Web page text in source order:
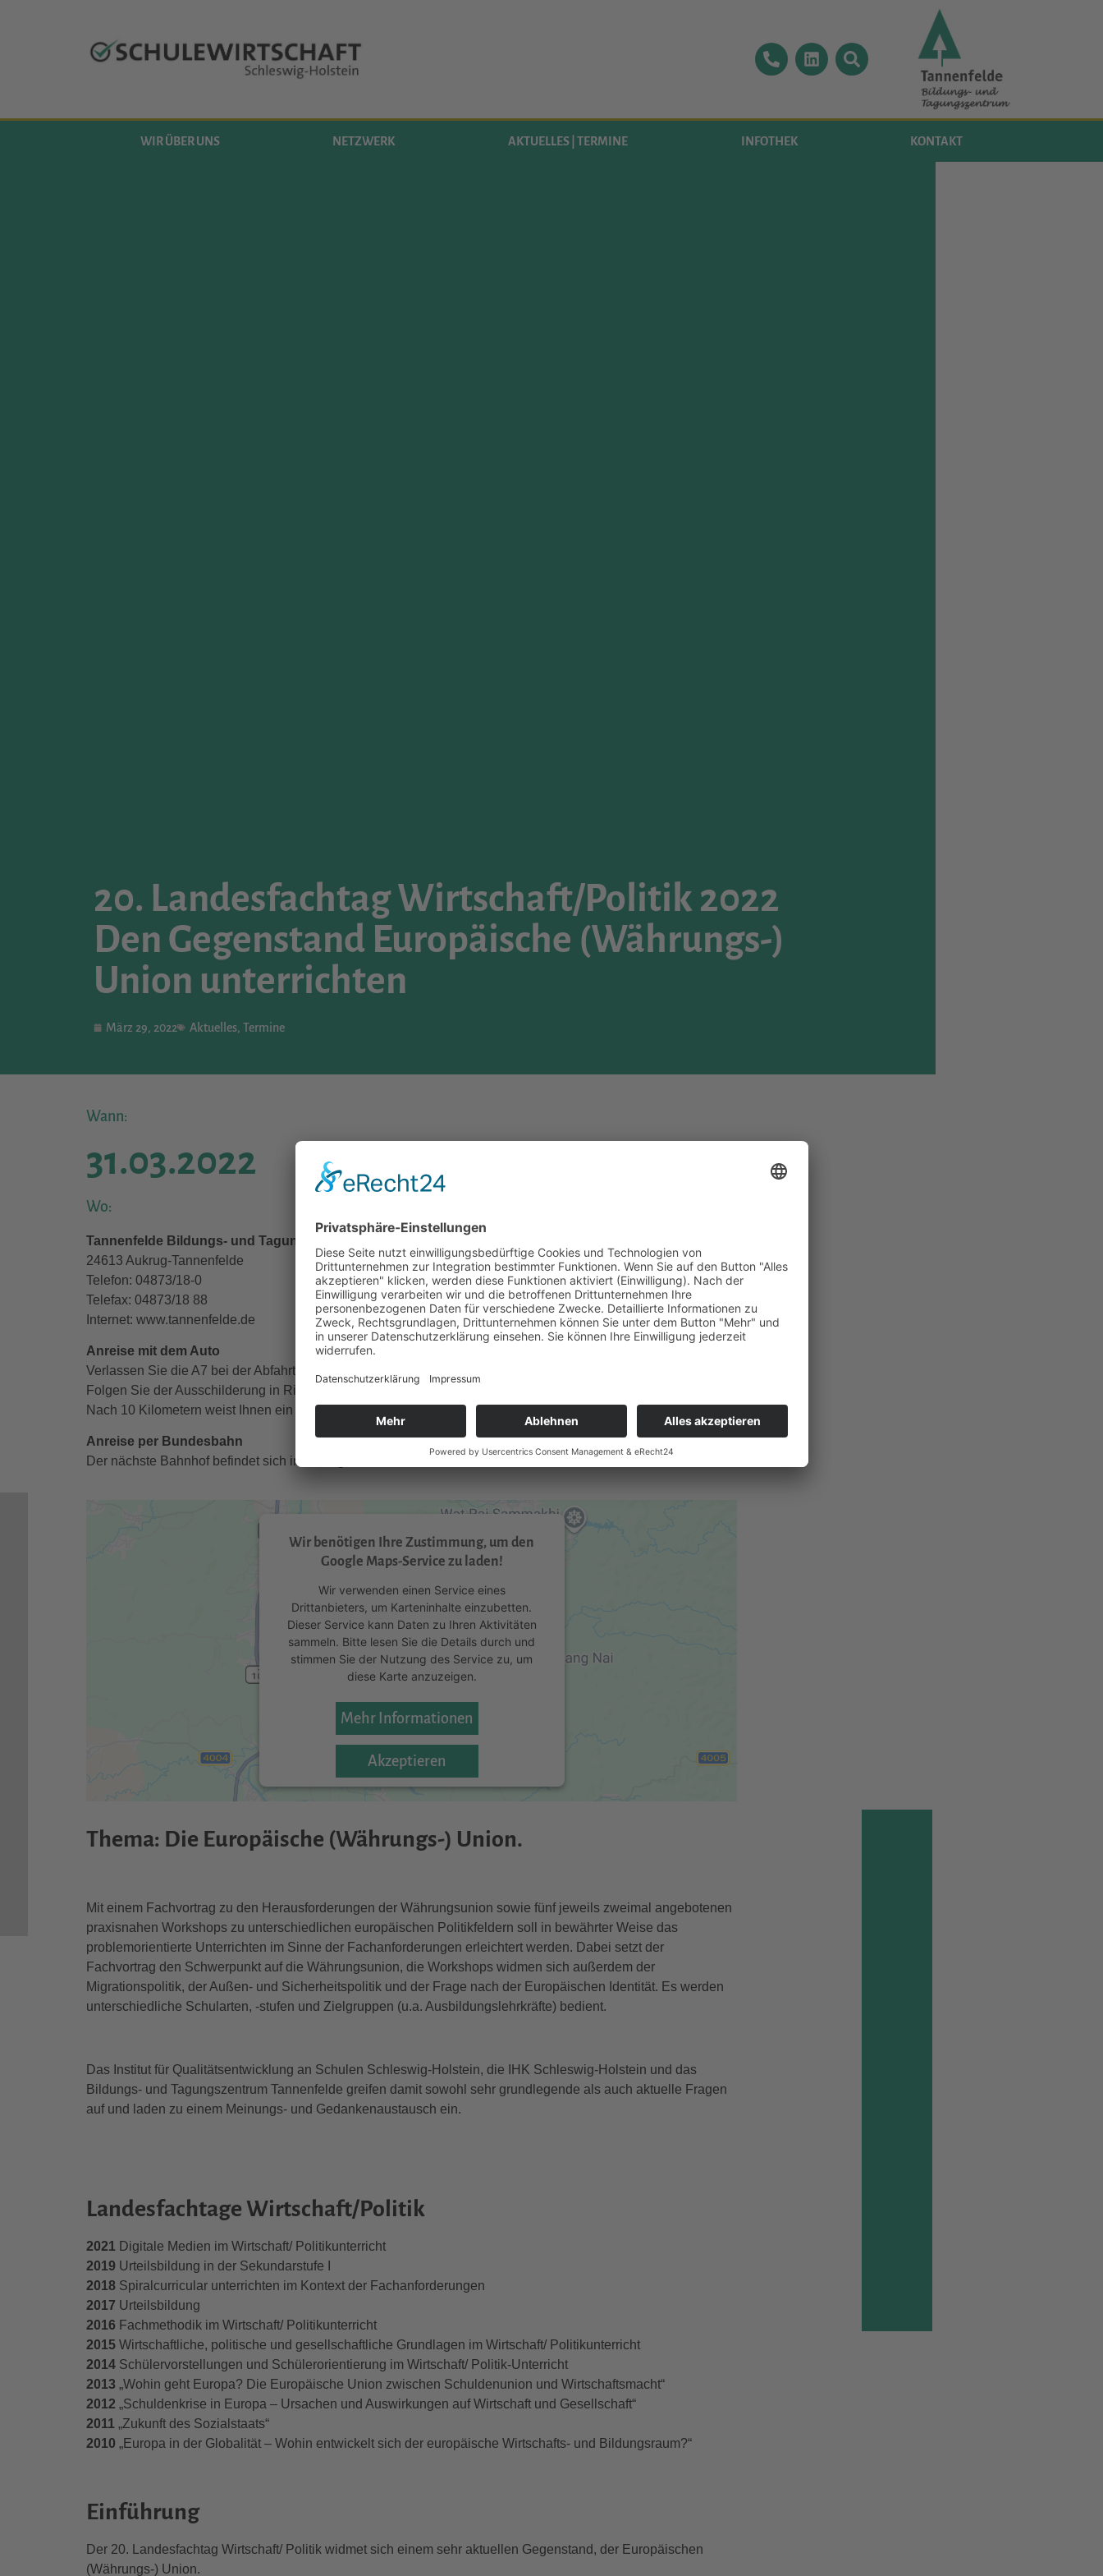
WIR ÜBER UNS NETZWERK AKTUELLES | TERMINE INFOTHEK KONTAKT
20. Landesfachtag Wirtschaft/Politik 2022
Den Gegenstand Europäische (Währungs-)
Union unterrichten
März 29, 2022 Aktuelles, Termine
Wann:
31.03.2022
Wo:
Tannenfelde Bildungs- und Tagungszentrum
24613 Aukrug-Tannenfelde
Telefon: 04873/18-0
Telefax: 04873/18 88
Internet: www.tannenfelde.de
Anreise mit dem Auto
Verlassen Sie die A7 bei der Abfahrt Nr. 14 „Neumünster Mitte“.
Folgen Sie der Ausschilderung in Richtung „Hohenwestedt“.
Nach 10 Kilometern weist Ihnen ein Schild den Weg zum Bildungszentrum.
Anreise per Bundesbahn
Der nächste Bahnhof befindet sich in Aukrug.
Wir benötigen Ihre Zustimmung, um den
Google Maps-Service zu laden!
Wir verwenden einen Service eines
Drittanbieters, um Karteninhalte einzubetten.
Dieser Service kann Daten zu Ihren Aktivitäten
sammeln. Bitte lesen Sie die Details durch und
stimmen Sie der Nutzung des Service zu, um
diese Karte anzuzeigen.
Mehr Informationen
Akzeptieren
powered byUsercentrics Consent Management
Thema: Die Europäische (Währungs-) Union.
Mit einem Fachvortrag zu den Herausforderungen der Währungsunion sowie fünf jeweils zweimal angebotenen
praxisnahen Workshops zu unterschiedlichen europäischen Politikfeldern soll in bewährter Weise das
problemorientierte Unterrichten im Sinne der Fachanforderungen erleichtert werden. Dabei setzt der
Fachvortrag den Schwerpunkt auf die Währungsunion, die Workshops widmen sich außerdem der
Migrationspolitik, der Außen- und Sicherheitspolitik und der Frage nach der Europäischen Identität. Es werden
unterschiedliche Schularten, -stufen und Zielgruppen (u.a. Ausbildungslehrkräfte) bedient.
Das Institut für Qualitätsentwicklung an Schulen Schleswig-Holstein, die IHK Schleswig-Holstein und das
Bildungs- und Tagungszentrum Tannenfelde greifen damit sowohl sehr grundlegende als auch aktuelle Fragen
auf und laden zu einem Meinungs- und Gedankenaustausch ein.
Landesfachtage Wirtschaft/Politik
2021 Digitale Medien im Wirtschaft/ Politikunterricht
2019 Urteilsbildung in der Sekundarstufe I
2018 Spiralcurricular unterrichten im Kontext der Fachanforderungen
2017 Urteilsbildung
2016 Fachmethodik im Wirtschaft/ Politikunterricht
2015Wirtschaftliche, politische und gesellschaftliche Grundlagen im Wirtschaft/ Politikunterricht
2014 Schülervorstellungen und Schülerorientierung im Wirtschaft/ Politik-Unterricht
2013„Wohin geht Europa? Die Europäische Union zwischen Schuldenunion und Wirtschaftsmacht“
2012„Schuldenkrise in Europa – Ursachen und Auswirkungen auf Wirtschaft und Gesellschaft“
2011 „Zukunft des Sozialstaats“
2010 „Europa in der Globalität – Wohin entwickelt sich der europäische Wirtschafts- und Bildungsraum?“
Einführung
Der 20. Landesfachtag Wirtschaft/ Politik widmet sich einem sehr aktuellen Gegenstand, der Europäischen
(Währungs-) Union.